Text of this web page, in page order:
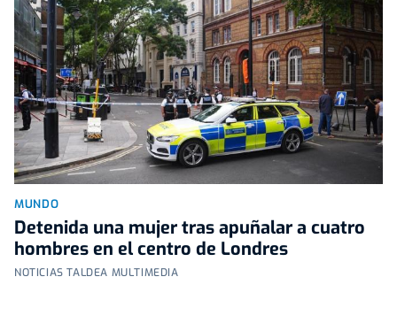
MUNDO
Detenida una mujer tras apuñalar a cuatro
hombres en el centro de Londres
NOTICIAS TALDEA MULTIMEDIA